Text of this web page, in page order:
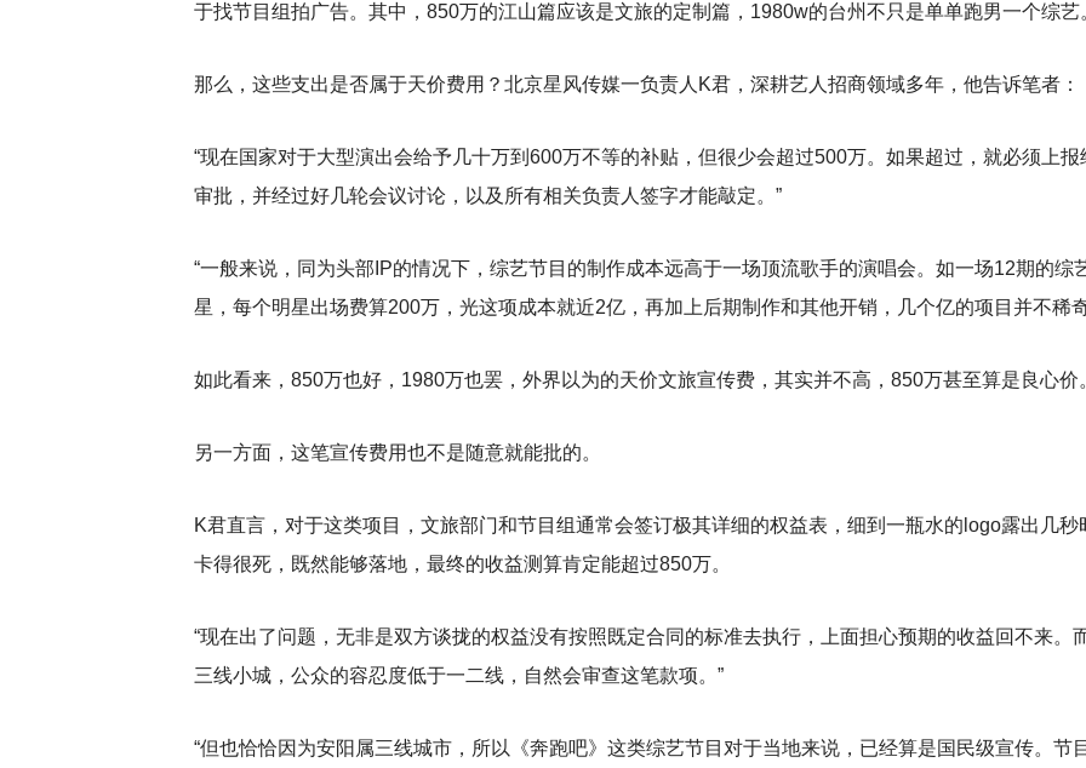
于找节目组拍广告。其中，850万的江山篇应该是文旅的定制篇，1980w的台州不只是单单跑男一个综艺
那么，这些支出是否属于天价费用？北京星风传媒一负责人K君，深耕艺人招商领域多年，他告诉笔者：
“现在国家对于大型演出会给予几十万到600万不等的补贴，但很少会超过500万。如果超过，就必须上报
审批，并经过好几轮会议讨论，以及所有相关负责人签字才能敲定。”
“一般来说，同为头部IP的情况下，综艺节目的制作成本远高于一场顶流歌手的演唱会。如一场12期的综
星，每个明星出场费算200万，光这项成本就近2亿，再加上后期制作和其他开销，几个亿的项目并不稀
如此看来，850万也好，1980万也罢，外界以为的天价文旅宣传费，其实并不高，850万甚至算是良心价
另一方面，这笔宣传费用也不是随意就能批的。
K君直言，对于这类项目，文旅部门和节目组通常会签订极其详细的权益表，细到一瓶水的logo露出几秒
卡得很死，既然能够落地，最终的收益测算肯定能超过850万。
“现在出了问题，无非是双方谈拢的权益没有按照既定合同的标准去执行，上面担心预期的收益回不来。
三线小城，公众的容忍度低于一二线，自然会审查这笔款项。”
“但也恰恰因为安阳属三线城市，所以《奔跑吧》这类综艺节目对于当地来说，已经算是国民级宣传。节